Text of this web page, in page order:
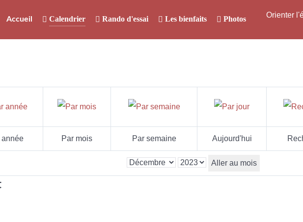
Accueil Calendrier Rando d'essai Les bienfaits Photos Orienter
année Par mois Par semaine Aujourd'hui
Aller au mois